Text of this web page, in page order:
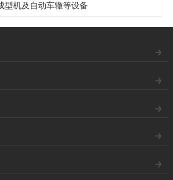
型机及自动车辙等设备